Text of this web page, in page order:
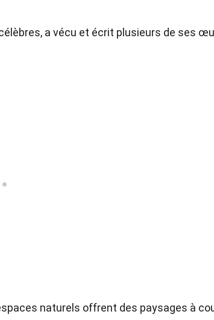
a vécu et écrit plusieurs de ses
naturels offrent des paysages à